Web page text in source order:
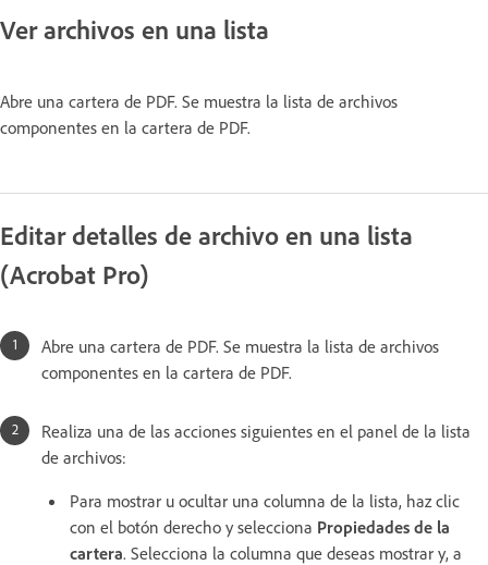
Ver archivos en una lista
Abre una cartera de PDF. Se muestra la lista de archivos
componentes en la cartera de PDF.
Editar detalles de archivo en una lista
(Acrobat Pro)
Abre una cartera de PDF. Se muestra la lista de archivos
componentes en la cartera de PDF.
Realiza una de las acciones siguientes en el panel de la lista
de archivos:
Para mostrar u ocultar una columna de la lista, haz clic
con el botón derecho y selecciona Propiedades de la
cartera. Selecciona la columna que deseas mostrar y, a